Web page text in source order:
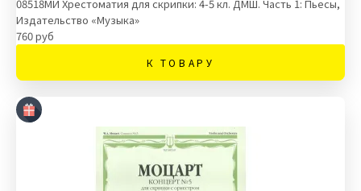
08518МИ Хрестоматия для скрипки: 4-5 кл. ДМШ. Часть 1: Пьесы,
Издательство «Музыка»
760 руб
К ТОВАРУ